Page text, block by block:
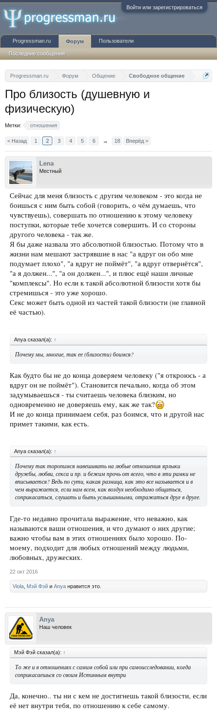
Войти или зарегистрироваться
Progressman.ru Форум Общение Свободное общение
Про близость (душевную и
физическую)
Метки: отношения
< Назад 1 2 3 4 5 6 → 18 Вперёд >
Lena
Местный
Сейчас для меня близость с другим человеком - это когда не
боишься с ним быть собой (говорить, о чём думаешь, что
чувствуешь), совершать по отношению к этому человеку
поступки, которые тебе хочется совершить. И со стороны
другого человека - так же.
Я бы даже назвала это абсолютной близостью. Потому что в
жизни нам мешают застрявшие в нас "а вдруг он обо мне
подумает плохо", "а вдруг не поймёт", "а вдруг отвернётся",
"а я должен...", "а он должен...", и плюс ещё наши личные
"комплексы". Но если к такой абсолютной близости хотя бы
стремишься - это уже хорошо.
Секс может быть одной из частей такой близости (не главной
её частью).
Anya сказал(а): ↑
Почему мы, многие, так ее (близости) боимся?
Как будто бы не до конца доверяем человеку ("я откроюсь - а
вдруг он не поймёт"). Становится печально, когда об этом
задумываешься - ты считаешь человека близким, но
одновременно не доверяешь ему, как же так?
И не до конца принимаем себя, раз боимся, что и другой нас
примет такими, как есть.
Anya сказал(а): ↑
Почему так торопимся навешивать на любые отношения ярлыки
дружбы, любви, секса и пр. и бежим прочь от всего, что в эти рамки не
вписывается? Ведь по сути, какая разница, как это все называется и в
чем выражается, если нам всем, как воздух необходимо общаться,
соприкасаться, слушать и быть услышанными, отражаться друг в друге.
Где-то недавно прочитала выражение, что неважно, как
называются ваши отношения, и что думают о них другие;
важно чтобы вам в этих отношениях было хорошо. По-
моему, подходит для любых отношений между людьми,
любовных, дружеских.
22 окт 2016
Viola Мэй Фэй и Anya нравится это.
Anya
Наш человек
Мэй Фэй сказал(а): ↑
То же и в отношениях с самим собой или при самоисследовании, когда
соприкасаешься со своим Истинным внутри
Да, конечно.. ты ни с кем не достигнешь такой близости, если
её нет внутри тебя, по отношению к себе самому.
Progressman.ru Форум
Последние сообщения
Пользователи